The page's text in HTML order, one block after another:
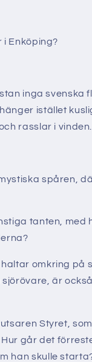
i Enköping?
inga svenska
istället
rasslar i vinden.
spåren,
tanten, med
omkring på
sjörövare, är
Styret,
går det
han skulle